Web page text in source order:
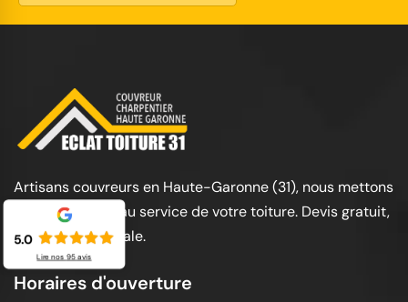
Artisans couvreurs en Haute-Garonne (31), nous mettons
notre expertise au service de votre toiture. Devis gratuit,
garantie décennale.
Horaires d'ouverture
5.0
Lire nos 95avis